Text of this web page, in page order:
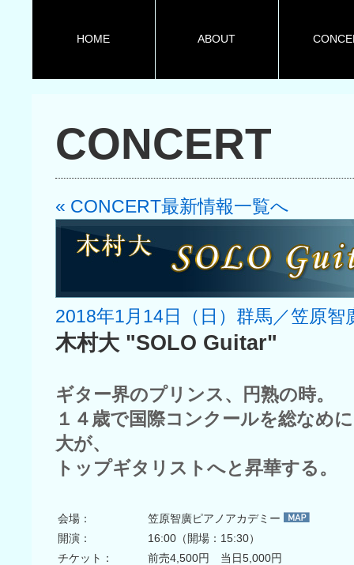
HOME ABOUT
CONCERT
« CONCERT最新情報一覧へ
2018年1月14日（日）群馬／笠原
木村大 "SOLO Guitar"
ギター界のプリンス、円熟の時。
１４歳で国際コンクールを総なめ
大が、
トップギタリストへと昇華する。
会場：
笠原智廣ピアノアカデミー
開演：
16:00（開場：15:30）
チケット：
前売4,500円 当日5,000円